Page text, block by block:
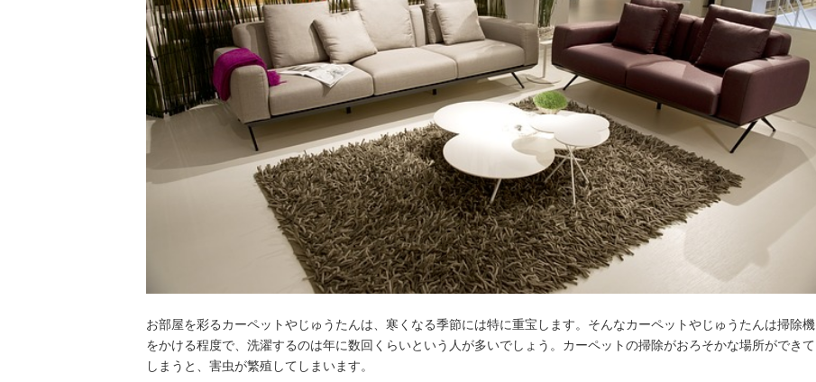
お部屋を彩るカーペットやじゅうたんは、寒くなる季節には特に重宝します。そんなカーペットやじゅうたんは掃除機
をかける程度で、洗濯するのは年に数回くらいという人が多いでしょう。カーペットの掃除がおろそかな場所ができて
しまうと、害虫が繁殖してしまいます。